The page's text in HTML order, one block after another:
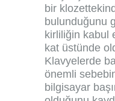
bir
bulunduğunu
kirliliğin kabul
kat üstünde
Klavyelerde
önemli
bilgisayar